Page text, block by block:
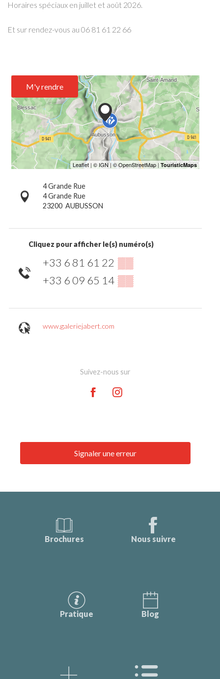
Horaires spéciaux en juillet et août 2026.
Et sur rendez-vous au 06 81 61 22 66
M'y rendre
4 Grande Rue
4 Grande Rue
23200 AUBUSSON
Cliquez pour afficher le(s) numéro(s)
+33 6 81 61 22 ▒▒
+33 6 09 65 14 ▒▒
www.galeriejabert.com
Suivez-nous sur
Signaler une erreur
Brochures Nous suivre
Pratique Blog